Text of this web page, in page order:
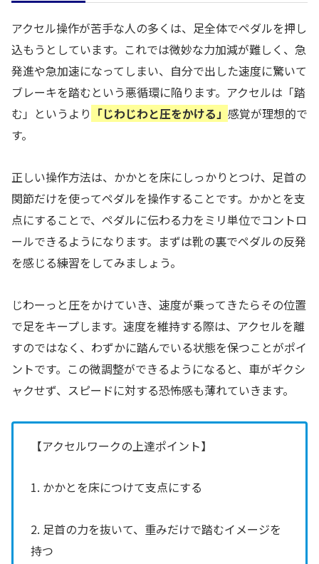
アクセル操作が苦手な人の多くは、足全体でペダルを押し
込もうとしています。これでは微妙な力加減が難しく、急
発進や急加速になってしまい、自分で出した速度に驚いて
ブレーキを踏むという悪循環に陥ります。アクセルは「踏
む」というより 「じわじわと圧をかける」 感覚が理想的で
す。
正しい操作方法は、かかとを床にしっかりとつけ、足首の
関節だけを使ってペダルを操作することです。かかとを支
点にすることで、ペダルに伝わる力をミリ単位でコントロ
ールできるようになります。まずは靴の裏でペダルの反発
を感じる練習をしてみましょう。
じわーっと圧をかけていき、速度が乗ってきたらその位置
で足をキープします。速度を維持する際は、アクセルを離
すのではなく、わずかに踏んでいる状態を保つことがポイ
ントです。この微調整ができるようになると、車がギクシ
ャクせず、スピードに対する恐怖感も薄れていきます。
【アクセルワークの上達ポイント】
1. かかとを床につけて支点にする
2. 足首の力を抜いて、重みだけで踏むイメージを
持つ